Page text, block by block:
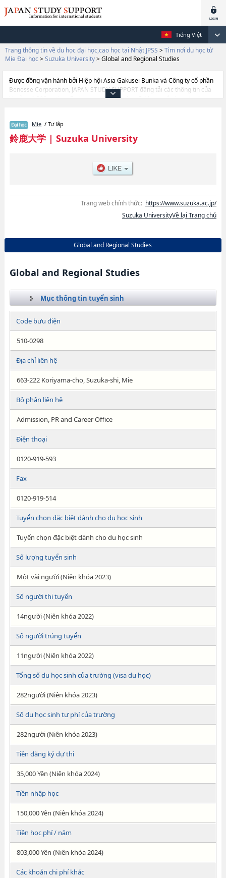
Tiếng Việt
Trang thông tin về du học đại học,cao học tại Nhật JPSS > Tìm nơi du học từ
Mie Đại học > Suzuka University> Global and Regional Studies
Được đồng vận hành bởi Hiệp hội Asia Gakusei Bunka và Công ty cổ phần
Benesse Corporation, JAPAN STUDY SUPPORT đăng tải các thông tin của
khoảng 1.300 trường đại học, cao học, trường đại học ngắn hạn, trường
thiết dành cho du học sinh, như là về các Ngành Global and Regional
Studies, thông tin về từng ngành học, thông tin liên quan đến thi tuyển như
số lượng tuyển sinh, số lượng trúng tuyển, cở sở trang thiết bị, hướng dẫn
Mie / Tư lập
鈴鹿大学| Suzuka University
Trang web chính thức: https://www.suzuka.ac.jp/
Suzuka UniversityVề lại Trang chủ
Global and Regional Studies
Global and Regional Studies
Mục thông tin tuyển sinh
Code bưu điện
510-0298
Địa chỉ liên hệ
663-222 Koriyama-cho, Suzuka-shi, Mie
Bộ phận liên hệ
Admission, PR and Career Office
Điện thoại
0120-919-593
Fax
0120-919-514
Tuyển chọn đặc biệt dành cho du học sinh
Tuyển chọn đặc biệt dành cho du học sinh
Số lượng tuyển sinh
Một vài người (Niên khóa 2023)
Số người thi tuyển
14người (Niên khóa 2022)
Số người trúng tuyển
11người (Niên khóa 2022)
Tổng số du học sinh của trường (visa du học)
282người (Niên khóa 2023)
Số du học sinh tư phí của trường
282người (Niên khóa 2023)
Tiền đăng ký dự thi
35,000 Yên (Niên khóa 2024)
Tiền nhập học
150,000 Yên (Niên khóa 2024)
Tiền học phí / năm
803,000 Yên (Niên khóa 2024)
Các khoản chi phí khác